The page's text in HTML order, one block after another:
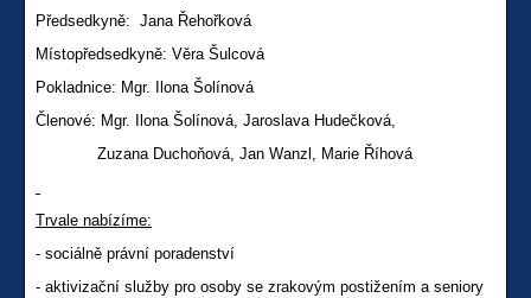
Předsedkyně: Jana Řehořková
Místopředsedkyně: Věra Šulcová
Pokladnice: Mgr. Ilona Šolínová
Členové: Mgr. Ilona Šolínová, Jaroslava Hudečková,
Zuzana Duchoňová, Jan Wanzl, Marie Říhová
Trvale nabízíme:
- sociálně právní poradenství
- aktivizační služby pro osoby se zrakovým postižením a seniory